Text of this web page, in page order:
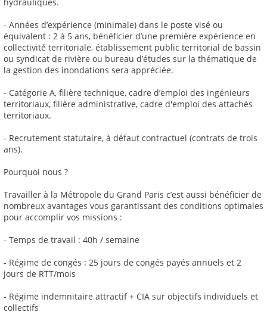
- Années d’expérience (minimale) dans le poste visé ou
équivalent : 2 à 5 ans, bénéficier d’une première expérience en
collectivité́ territoriale, établissement public territorial de bassin
ou syndicat de rivière ou bureau d’études sur la thématique de
la gestion des inondations sera appréciée.
- Catégorie A, filière technique, cadre d’emploi des ingénieurs
territoriaux, filière administrative, cadre d'emploi des attachés
territoriaux.
- Recrutement statutaire, à défaut contractuel (contrats de trois
ans).
Pourquoi nous ?
Travailler à la Métropole du Grand Paris c’est aussi bénéficier de
nombreux avantages vous garantissant des conditions optimales
pour accomplir vos missions :
- Temps de travail : 40h / semaine
- Régime de congés : 25 jours de congés payés annuels et 2
jours de RTT/mois
- Régime indemnitaire attractif + CIA sur objectifs individuels et
collectifs